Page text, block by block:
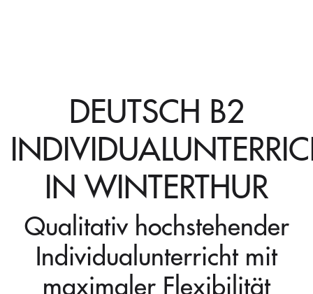
DEUTSCH B2
IN WINTERTHUR
Qualitativ hochstehender
Individualunterricht mit
maximaler Flexibilität